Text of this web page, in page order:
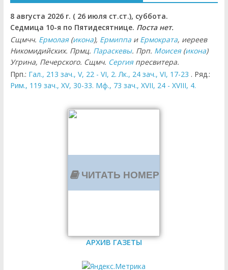
8 августа 2026 г. ( 26 июля ст.ст.), суббота.
Седмица 10-я по Пятидесятнице. Поста нет.
Сщмчч. Ермолая(икона), Ермиппаи Ермократа, иереев
Никомидийских. Прмц. Параскевы. Прп. Моисея(икона)
Угрина, Печерского. Сщмч. Сергияпресвитера.
Прп.: Гал., 213 зач., V, 22 - VI, 2. Лк., 24 зач., VI, 17-23 . Ряд.:
Рим., 119 зач., XV, 30-33. Мф., 73 зач., XVII, 24 - XVIII, 4.
ЧИТАТЬ НОМЕР
АРХИВ ГАЗЕТЫ